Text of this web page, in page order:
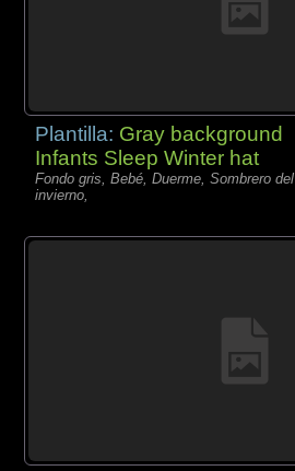
Plantilla: Gray background
Infants Sleep Winter hat
Fondo gris, Bebé, Duerme, Sombrero del
invierno,